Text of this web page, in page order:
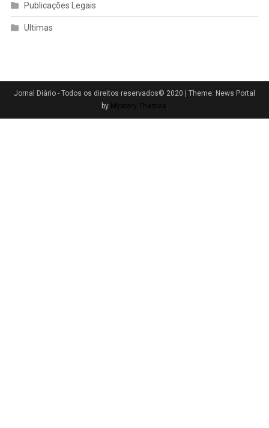
Publicações Legais
Ultimas
Jornal Diário - Todos os direitos reservados© 2020
Theme: News Portal
by Mystery Themes .